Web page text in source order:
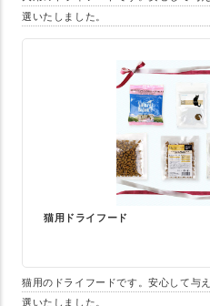
選いたしました。
猫用ドライフード
猫用のドライフードです。安心して与
選いたしました。